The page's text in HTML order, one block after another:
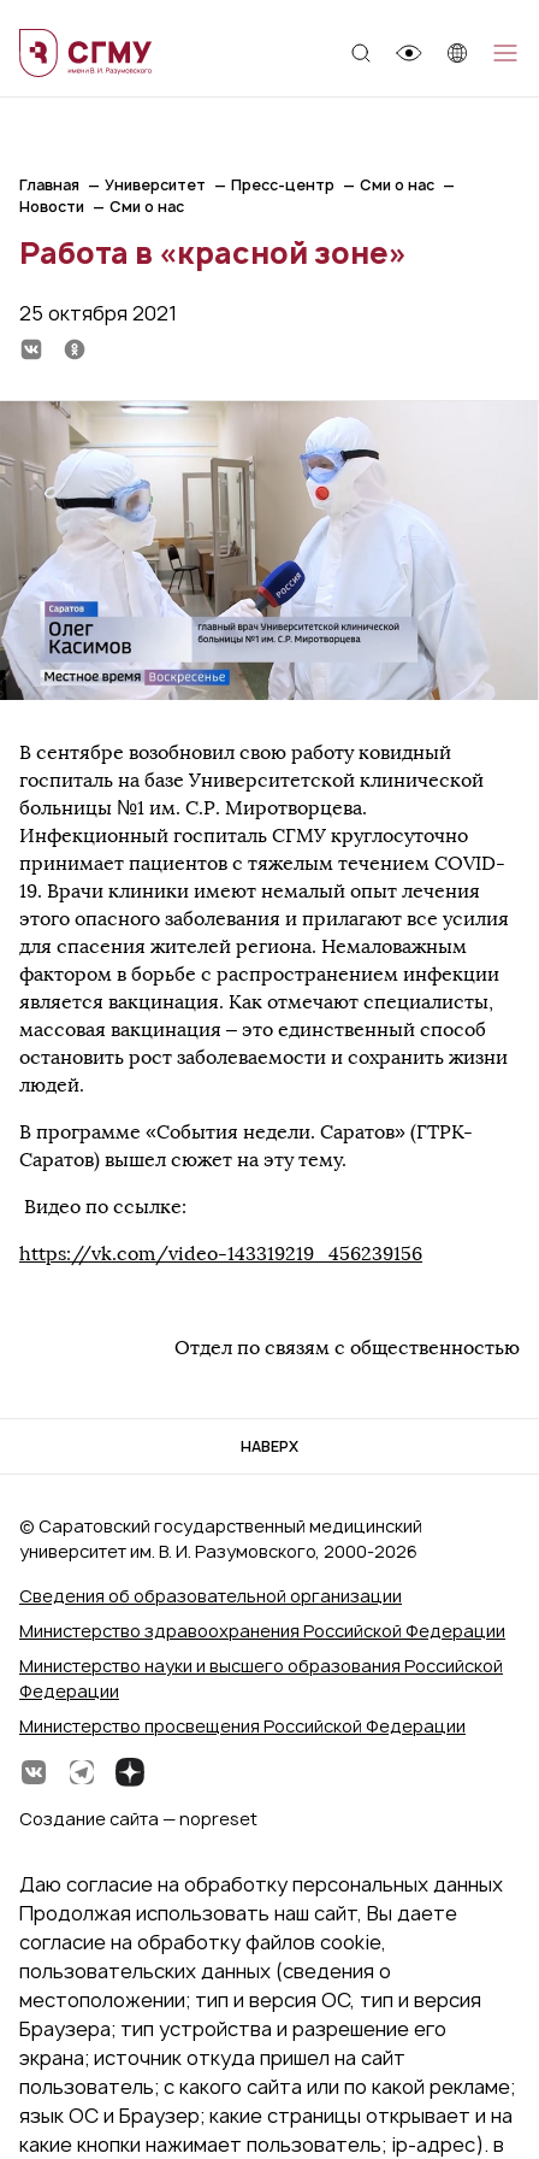
Главная Университет Пресс-центр
Сми о нас
Новости
Сми о нас
Работа в «красной зоне»
25 октября 2021
В сентябре возобновил свою работу ковидный
госпиталь на базе Университетской клинической
больницы №1 им. С.Р. Миротворцева.
Инфекционный госпиталь СГМУ круглосуточно
принимает пациентов с тяжелым течением COVID-
19. Врачи клиники имеют немалый опыт лечения
этого опасного заболевания и прилагают все усилия
для спасения жителей региона. Немаловажным
фактором в борьбе с распространением инфекции
является вакцинация. Как отмечают специалисты,
массовая вакцинация – это единственный способ
остановить рост заболеваемости и сохранить жизни
людей.
В программе «События недели. Саратов» (ГТРК-
Саратов) вышел сюжет на эту тему.
Видео по ссылке:
https://vk.com/video-143319219_456239156
Отдел по связям с общественностью
НАВЕРХ
Сведения об образовательной организации
Министерство здравоохранения Российской Федерации
Министерство науки и высшего образования Российской
Федерации
Министерство просвещения Российской Федерации
© Саратовский государственный медицинский
университет им. В. И. Разумовского, 2000‑2026
Создание сайта — nopreset
Даю согласие на обработку персональных данных
Продолжая использовать наш сайт, Вы даете
согласие на обработку файлов cookie,
пользовательских данных (сведения о
местоположении; тип и версия ОС, тип и версия
Браузера; тип устройства и разрешение его
экрана; источник откуда пришел на сайт
пользователь; с какого сайта или по какой рекламе;
язык ОС и Браузер; какие страницы открывает и на
какие кнопки нажимает пользователь; ip-адрес). в